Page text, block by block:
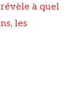
à quel
les